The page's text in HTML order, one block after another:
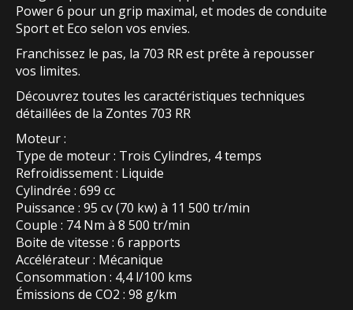
Power 6 pour un grip maximal, et modes de conduite
Sport et Eco selon vos envies.
Franchissez le pas, la 703 RR est prête à repousser
vos limites.
Découvrez toutes les caractéristiques techniques
détaillées de la Zontes 703 RR
Moteur :
Type de moteur : Trois Cylindres, 4 temps
Refroidissement : Liquide
Cylindrée : 699 cc
Puissance : 95 cv (70 kw) à 11 500 tr/min
Couple : 74 Nm à 8 500 tr/min
Boite de vitesse : 6 rapports
Accélérateur : Mécanique
Consommation : 4,4 l/100 kms
Émissions de CO2 : 98 g/km